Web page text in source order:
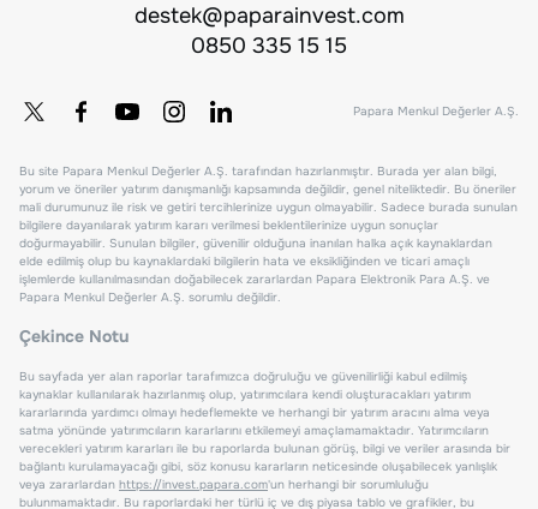
destek@paparainvest.com
0850 335 15 15
Papara Menkul Değerler A.Ş.
Bu site Papara Menkul Değerler A.Ş. tarafından hazırlanmıştır. Burada yer alan bilgi,
yorum ve öneriler yatırım danışmanlığı kapsamında değildir, genel niteliktedir. Bu öneriler
mali durumunuz ile risk ve getiri tercihlerinize uygun olmayabilir. Sadece burada sunulan
bilgilere dayanılarak yatırım kararı verilmesi beklentilerinize uygun sonuçlar
doğurmayabilir. Sunulan bilgiler, güvenilir olduğuna inanılan halka açık kaynaklardan
elde edilmiş olup bu kaynaklardaki bilgilerin hata ve eksikliğinden ve ticari amaçlı
işlemlerde kullanılmasından doğabilecek zararlardan Papara Elektronik Para A.Ş. ve
Papara Menkul Değerler A.Ş. sorumlu değildir.
Çekince Notu
Bu sayfada yer alan raporlar tarafımızca doğruluğu ve güvenilirliği kabul edilmiş
kaynaklar kullanılarak hazırlanmış olup, yatırımcılara kendi oluşturacakları yatırım
kararlarında yardımcı olmayı hedeflemekte ve herhangi bir yatırım aracını alma veya
satma yönünde yatırımcıların kararlarını etkilemeyi amaçlamamaktadır. Yatırımcıların
verecekleri yatırım kararları ile bu raporlarda bulunan görüş, bilgi ve veriler arasında bir
bağlantı kurulamayacağı gibi, söz konusu kararların neticesinde oluşabilecek yanlışlık
veya zararlardan https://invest.papara.com'un herhangi bir sorumluluğu
bulunmamaktadır. Bu raporlardaki her türlü iç ve dış piyasa tablo ve grafikler, bu